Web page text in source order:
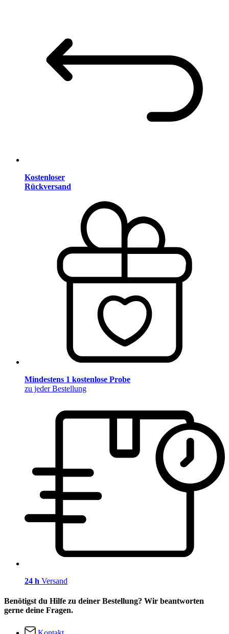
Kostenloser
Rückversand
Mindestens 1 kostenlose Probe
zu jeder Bestellung
24 h Versand
Benötigst du Hilfe zu deiner Bestellung? Wir beantworten
gerne deine Fragen.